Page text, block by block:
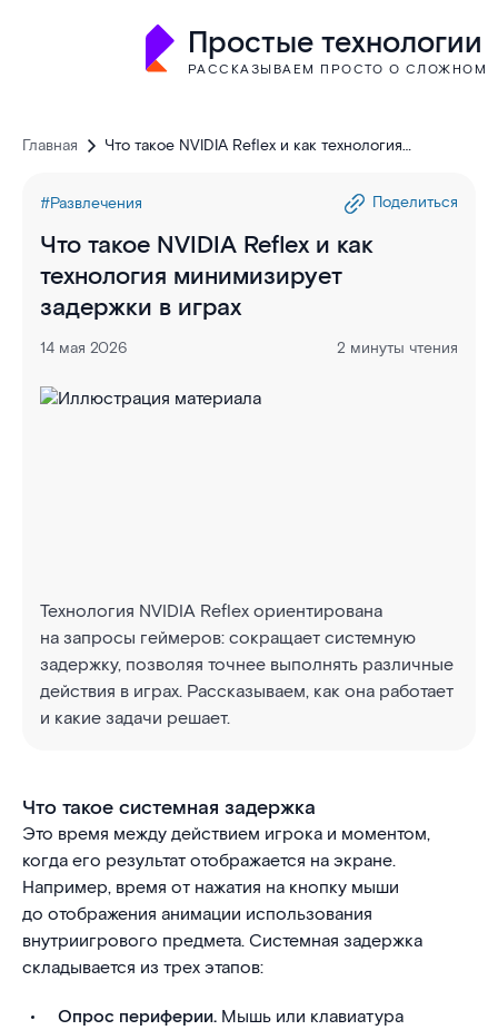
Простые технологии
РАССКАЗЫВАЕМ ПРОСТО О СЛОЖНОМ
Главная
Что такое NVIDIA Reflex и как технология
#Развлечения
Поделиться
Что такое NVIDIA Reflex и как
технология минимизирует
задержки в играх
14 мая 2026 2 минуты чтения
Технология NVIDIA Reflex ориентирована
на запросы геймеров: сокращает системную
задержку, позволяя точнее выполнять различные
действия в играх. Рассказываем, как она работает
и какие задачи решает.
Что такое системная задержка
Это время между действием игрока и моментом,
когда его результат отображается на экране.
Например, время от нажатия на кнопку мыши
до отображения анимации использования
внутриигрового предмета. Системная задержка
складывается из трех этапов:
Опрос периферии. Мышь или клавиатура